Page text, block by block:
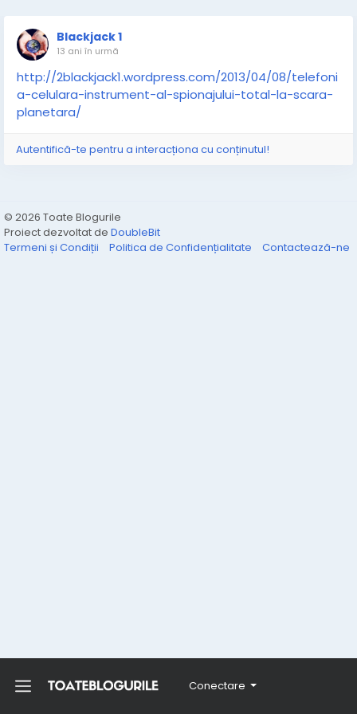
Conectare
Blackjack 1
13 ani în urmă
http://2blackjack1.wordpress.com/2013/04/08/telefoni
a-celulara-instrument-al-spionajului-total-la-scara-
planetara/
Autentifică-te pentru a interacționa cu conținutul!
© 2026 Toate Blogurile
Proiect dezvoltat de DoubleBit
Termeni și Condiții
Politica de Confidențialitate Contactează-ne